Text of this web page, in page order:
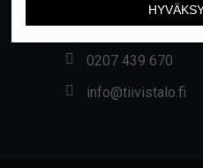
Yrittäjäntie 24,
0207 439 670
info@tiivistalo.fi